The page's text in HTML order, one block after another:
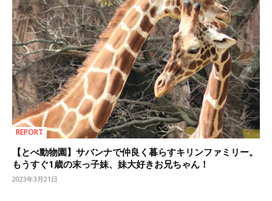
REPORT
【とべ動物園】サバンナで仲良く暮らすキリンファミリー。
もうすぐ1歳の末っ子妹、妹大好きお兄ちゃん！
2023年3月21日